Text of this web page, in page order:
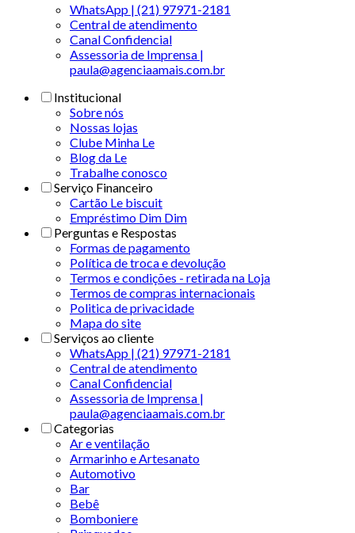
WhatsApp | (21) 97971-2181
Central de atendimento
Canal Confidencial
Assessoria de Imprensa |
paula@agenciaamais.com.br
Institucional
Sobre nós
Nossas lojas
Clube Minha Le
Blog da Le
Trabalhe conosco
Serviço Financeiro
Cartão Le biscuit
Empréstimo Dim Dim
Perguntas e Respostas
Formas de pagamento
Política de troca e devolução
Termos e condições - retirada na Loja
Termos de compras internacionais
Politica de privacidade
Mapa do site
Serviços ao cliente
WhatsApp | (21) 97971-2181
Central de atendimento
Canal Confidencial
Assessoria de Imprensa |
paula@agenciaamais.com.br
Categorias
Ar e ventilação
Armarinho e Artesanato
Automotivo
Bar
Bebê
Bomboniere